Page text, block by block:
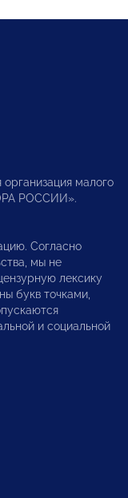
малого
РОССИИ».
Согласно
мы не
лексику
букв точками,
и социальной